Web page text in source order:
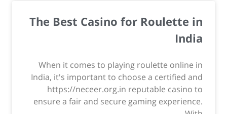
The Best Casino for Roulette in
India
When it comes to playing roulette online in
India, it's important to choose a certified and
https://neceer.org.in reputable casino to
ensure a fair and secure gaming experience.